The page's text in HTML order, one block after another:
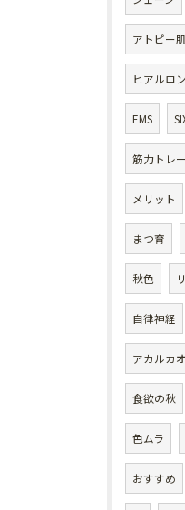
アトピー肌
ヒアルロ
EMS
筋力トレ
メリット
まつ育
秋色
自律神経
アカルカ
食欲の秋
色ムラ
おすすめ